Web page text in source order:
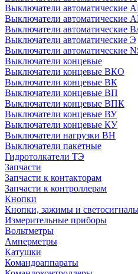
Выключатели автоматические
Выключатели автоматические
Выключатели автоматические
Выключатели автоматические Э
Выключатели автоматические
Выключатели концевые
Выключатели концевые ВКО
Выключатели концевые ВК
Выключатели концевые ВП
Выключатели концевые ВПК
Выключатели концевые ВУ
Выключатели концевые КУ
Выключатели нагрузки ВН
Выключатели пакетные
Гидротолкатели ТЭ
Запчасти
Запчасти к контакторам
Запчасти к контроллерам
Кнопки
Кнопки, зажимы и
Измерительные приборы
Вольтметры
Амперметры
Катушки
Командоаппараты